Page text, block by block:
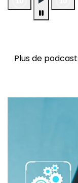
Plus de